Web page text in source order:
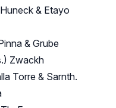
& Etayo
& Grube
Zwackh
Torre & Sarnth.